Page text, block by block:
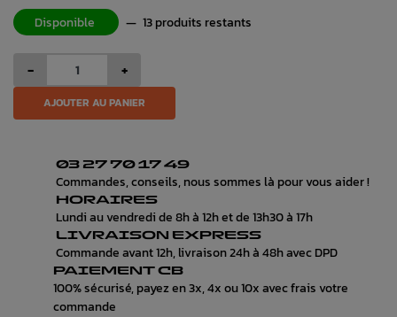
Disponible
— 13 produits restants
- +
AJOUTER AU PANIER
03 27 70 17 49
Commandes, conseils, nous sommes là pour vous aider !
HORAIRES
Lundi au vendredi de 8h à 12h et de 13h30 à 17h
LIVRAISON EXPRESS
Commande avant 12h, livraison 24h à 48h avec DPD
PAIEMENT CB
100% sécurisé, payez en 3x, 4x ou 10x avec frais votre
commande